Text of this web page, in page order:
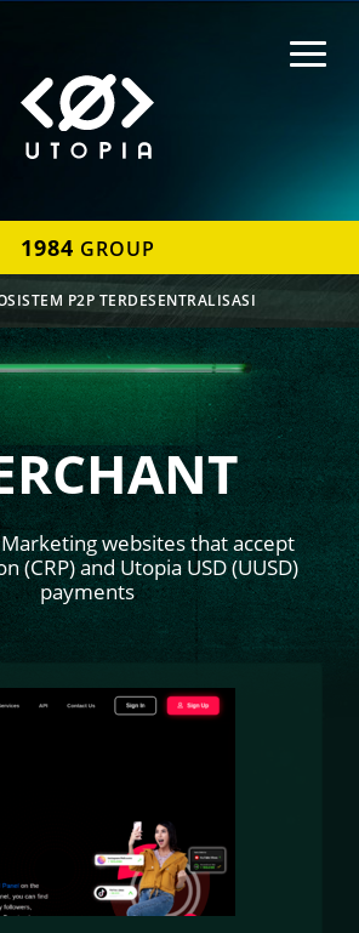
1984 GROUP
P2P TERDESENTRALISASI
websites that accept
(CRP) and Utopia USD (UUSD)
payments